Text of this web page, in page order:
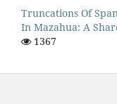
Truncations Of
In Mazahua: A
1367